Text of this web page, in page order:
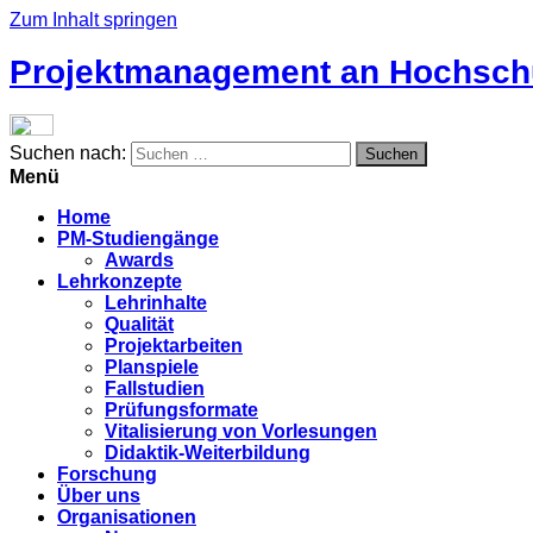
Zum Inhalt springen
Projektmanagement an
Suchen nach:
Menü
Home
PM-Studiengänge
Awards
Lehrkonzepte
Lehrinhalte
Qualität
Projektarbeiten
Planspiele
Fallstudien
Prüfungsformate
Vitalisierung von Vorlesungen
Didaktik-Weiterbildung
Forschung
Über uns
Organisationen